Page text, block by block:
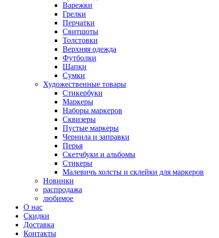
Варежки
Грелки
Перчатки
Свитшоты
Толстовки
Верхняя одежда
Футболки
Шапки
Сумки
Художественные товары
Стикербуки
Маркеры
Наборы маркеров
Сквизеры
Пустые маркеры
Чернила и заправки
Перья
Скетчбуки и альбомы
Стикеры
Малевичъ холсты и склейки для маркеров
Новинки
распродажа
любимое
О нас
Скидки
Доставка
Контакты